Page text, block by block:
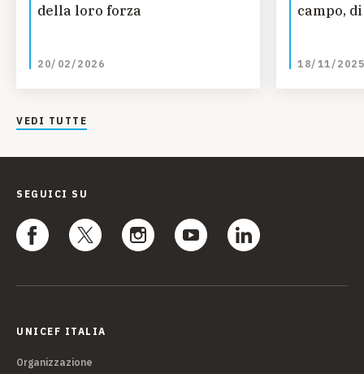
della loro forza
20/02/2026
campo,
18/11/2025
VEDI TUTTE
SEGUICI SU
UNICEF ITALIA
Organizzazione